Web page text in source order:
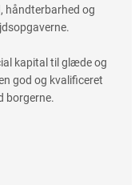
håndterbarhed og
kapital til glæde og
god og kvalificeret
borgerne.